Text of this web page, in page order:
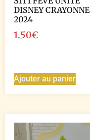
DISNEY CRAYONNE
2024
1.50€
Ajouter au panier